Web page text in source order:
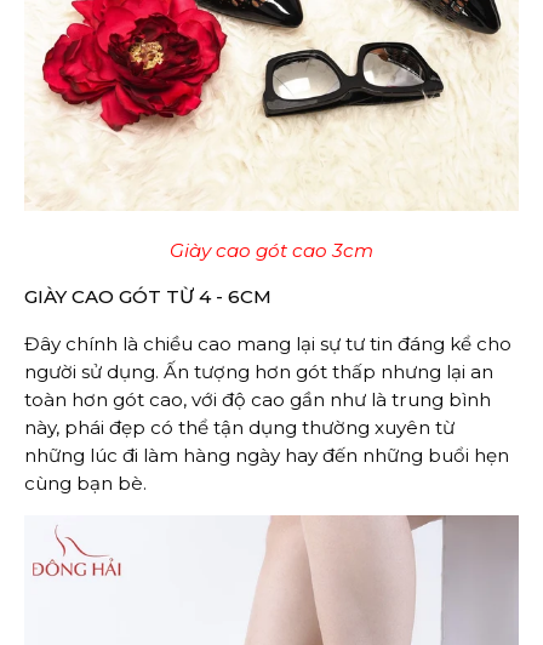
Giày cao gót cao 3cm
GIÀY CAO GÓT TỪ 4 - 6CM
Đây chính là chiều cao mang lại sự tư tin đáng kể cho
người sử dụng. Ấn tượng hơn gót thấp nhưng lại an
toàn hơn gót cao, với độ cao gần như là trung bình
này, phái đẹp có thể tận dụng thường xuyên từ
những lúc đi làm hàng ngày hay đến những buổi hẹn
cùng bạn bè.